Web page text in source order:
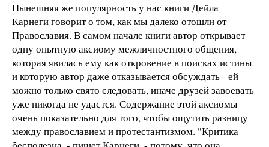
Нынешняя же популярность у нас книги Дейла
Карнеги говорит о том, как мы далеко отошли от
Православия. В самом начале книги автор открывает
одну опытную аксиому межличностного общения,
которая явилась ему как откровение в поисках истины
и которую автор даже отказывается обсуждать - ей
можно только свято следовать, иначе друзей завоевать
уже никогда не удастся. Содержание этой аксиомы
очень показательно для того, чтобы ощутить разницу
между православием и протестантизмом. "Критика